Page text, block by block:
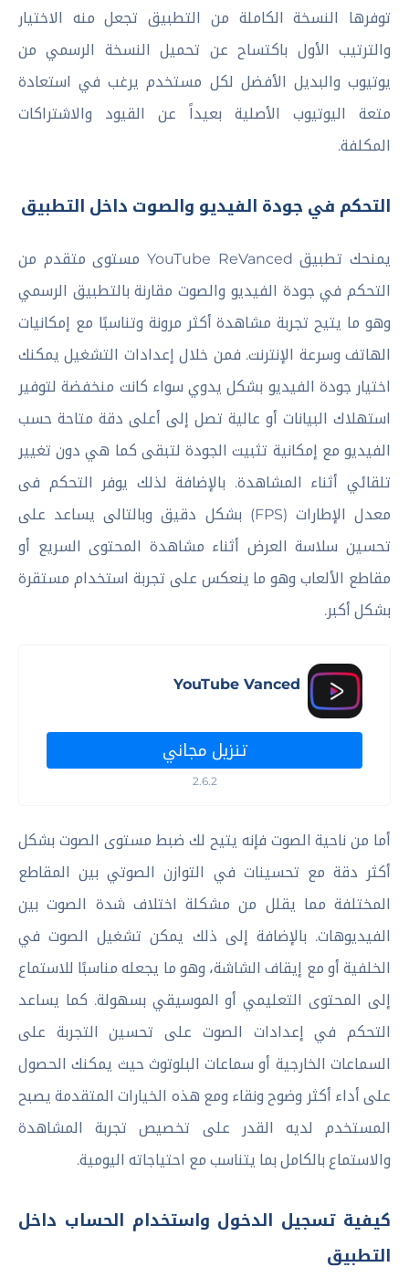
توفرها النسخة الكاملة من التطبيق تجعل منه الاختيار
والترتيب الأول باكتساح عن تحميل النسخة الرسمي من
يوتيوب والبديل الأفضل لكل مستخدم يرغب في استعادة
متعة اليوتيوب الأصلية بعيداً عن القيود والاشتراكات
المكلفة.
التحكم في جودة الفيديو والصوت داخل التطبيق
يمنحك تطبيق YouTube ReVanced مستوى متقدم من
التحكم في جودة الفيديو والصوت مقارنة بالتطبيق الرسمي
وهو ما يتيح تجربة مشاهدة أكثر مرونة وتناسبًا مع إمكانيات
الهاتف وسرعة الإنترنت. فمن خلال إعدادات التشغيل يمكنك
اختيار جودة الفيديو بشكل يدوي سواء كانت منخفضة لتوفير
استهلاك البيانات أو عالية تصل إلى أعلى دقة متاحة حسب
الفيديو مع إمكانية تثبيت الجودة لتبقى كما هي دون تغيير
تلقائي أثناء المشاهدة. بالإضافة لذلك يوفر التحكم فى
معدل الإطارات (FPS) بشكل دقيق وبالتالى يساعد على
تحسين سلاسة العرض أثناء مشاهدة المحتوى السريع أو
مقاطع الألعاب وهو ما ينعكس على تجربة استخدام مستقرة
بشكل أكبر.
YouTube Vanced
تنزيل مجاني
2.6.2
أما من ناحية الصوت فإنه يتيح لك ضبط مستوى الصوت بشكل
أكثر دقة مع تحسينات في التوازن الصوتي بين المقاطع
المختلفة مما يقلل من مشكلة اختلاف شدة الصوت بين
الفيديوهات. بالإضافة إلى ذلك يمكن تشغيل الصوت في
الخلفية أو مع إيقاف الشاشة، وهو ما يجعله مناسبًا للاستماع
إلى المحتوى التعليمي أو الموسيقي بسهولة. كما يساعد
التحكم في إعدادات الصوت على تحسين التجربة على
السماعات الخارجية أو سماعات البلوتوث حيث يمكنك الحصول
على أداء أكثر وضوح ونقاء ومع هذه الخيارات المتقدمة يصبح
المستخدم لديه القدر على تخصيص تجربة المشاهدة
والاستماع بالكامل بما يتناسب مع احتياجاته اليومية.
كيفية تسجيل الدخول واستخدام الحساب داخل
التطبيق